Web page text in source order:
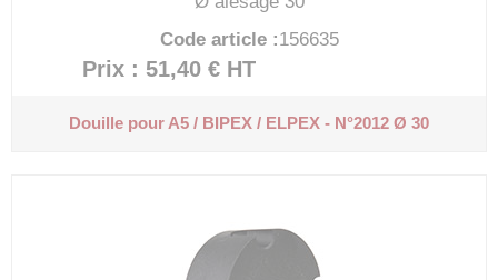
Code article :156635
Prix : 51,40 € HT
Douille pour A5 / BIPEX / ELPEX - N°2012 Ø 30